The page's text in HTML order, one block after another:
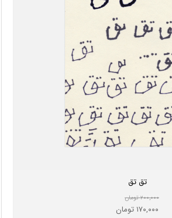
تق تق
۲۰۰,۰۰۰ تومان
۱۷۰,۰۰۰ تومان